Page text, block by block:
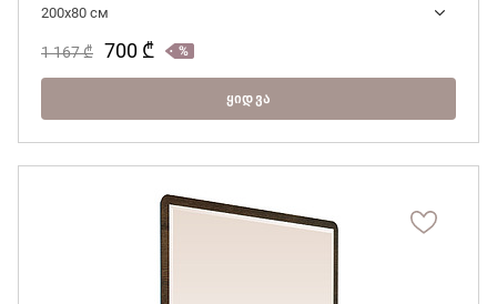
200x80 см
1 167₾ 700 ₾
ᲧᲘᲓᲕᲐ